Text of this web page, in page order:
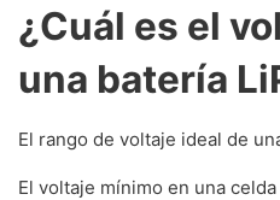
¿Cuál es el
una batería
El rango de voltaje ideal de
El voltaje mínimo en una